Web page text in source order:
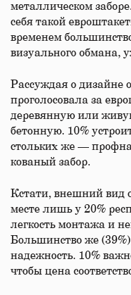
металлическом
себя такой
временем
визуального обмана,
Рассуждая о дизайне
проголосовала за
деревянную или
бетонную. 10%
стольких же —
кованый забор.
Кстати, внешний вид
месте лишь у 20%
легкость монтажа и
Большинство же
надежность. 10%
чтобы цена